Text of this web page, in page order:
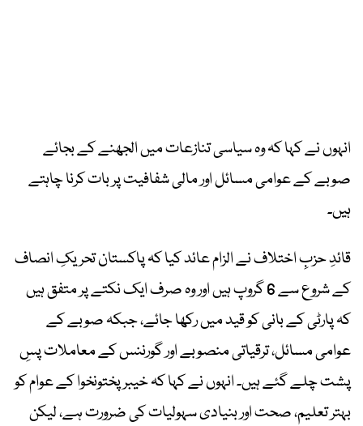
انہوں نے کہا کہ وہ سیاسی تنازعات میں الجھنے کے بجائے
صوبے کے عوامی مسائل اور مالی شفافیت پر بات کرنا چاہتے
ہیں۔
قائدِ حزبِ اختلاف نے الزام عائد کیا کہ پاکستان تحریکِ انصاف
کے شروع سے 6 گروپ ہیں اور وہ صرف ایک نکتے پر متفق ہیں
کہ پارٹی کے بانی کو قید میں رکھا جائے، جبکہ صوبے کے
عوامی مسائل، ترقیاتی منصوبے اور گورننس کے معاملات پسِ
پشت چلے گئے ہیں۔ انہوں نے کہا کہ خیبر پختونخوا کے عوام کو
بہتر تعلیم، صحت اور بنیادی سہولیات کی ضرورت ہے، لیکن